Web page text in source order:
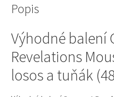
Boudy a výběhy
Bozita pro psy — Švédské
Granule pro psy
Popis
Výhodné balení
Revelations
losos a tuňák